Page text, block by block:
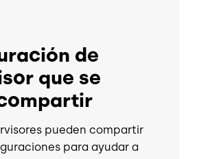
de
que se
pueden compartir
para ayudar a